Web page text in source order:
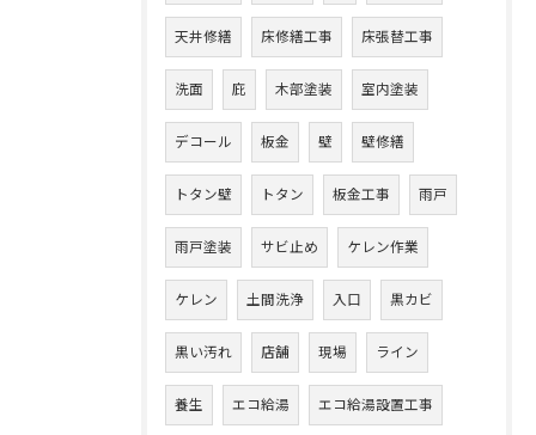
天井修繕 床修繕工事 床張替工事
洗面 庇 木部塗装 室内塗装
デコール 板金 壁 壁修繕
トタン壁 トタン 板金工事 雨戸
雨戸塗装 サビ止め ケレン作業
ケレン 土間洗浄 入口 黒カビ
黒い汚れ 店舗 現場 ライン
養生 エコ給湯 エコ給湯設置工事